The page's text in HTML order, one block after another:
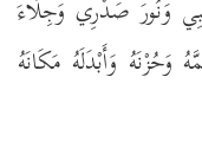
وَنُورَ صَدْرِي وَجِلَاءَ
وَأَبْدَلَهُ مَكَانَهُ